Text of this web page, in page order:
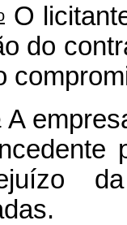
O
do
A